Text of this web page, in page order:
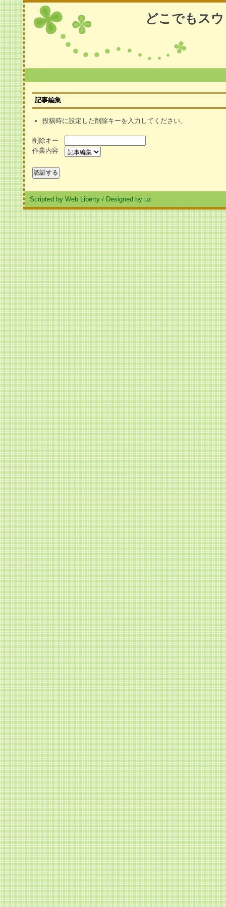
どこでもス
記事編集
投稿時に設定した削除キーを入力してください。
削除キー
作業内容
Scripted by Web Liberty / Designed by uz